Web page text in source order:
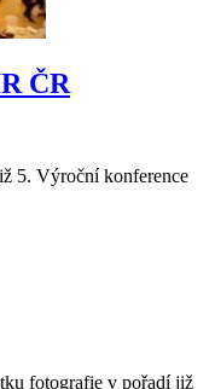
ČR
5. Výroční konference
fotografie v pořadí již